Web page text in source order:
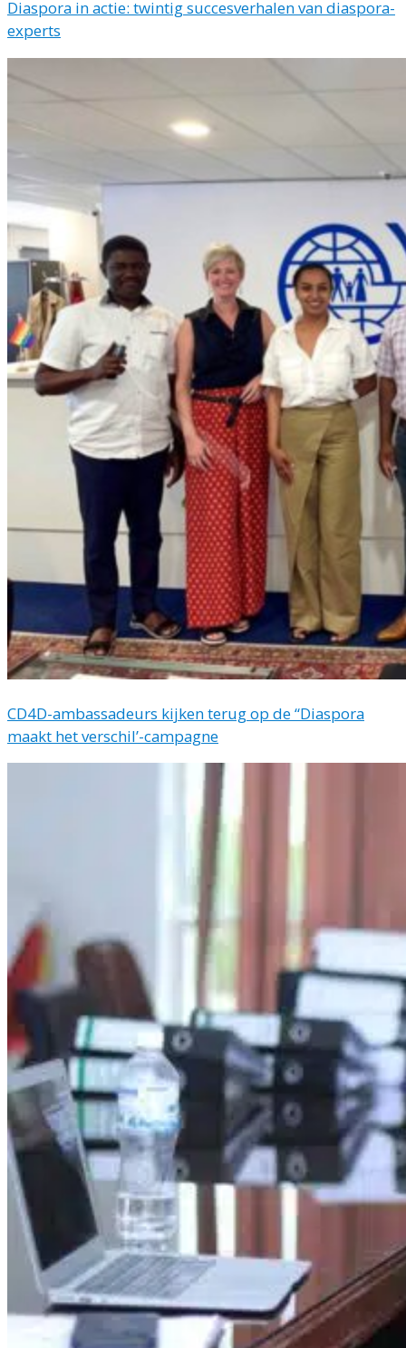
Diaspora in actie: twintig succesverhalen van diaspora-
experts
CD4D-ambassadeurs kijken terug op de “Diaspora
maakt het verschil’-campagne